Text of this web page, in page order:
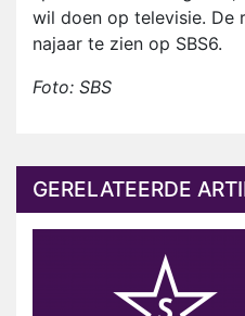
wil doen op televisie. De
najaar te zien op SBS6.
Foto: SBS
GERELATEERDE